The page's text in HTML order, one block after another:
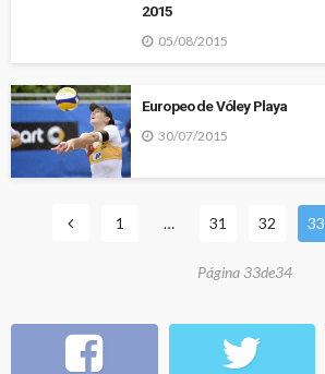
2015
05/08/2015
Europeo de Vóley Playa
30/07/2015
1 … 31 32 33
Página 33de34